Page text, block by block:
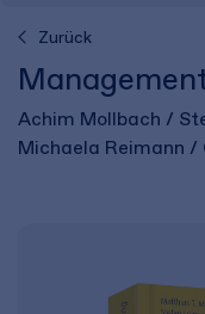
Zurück
Achim Mollbach /
Michaela Reimann /